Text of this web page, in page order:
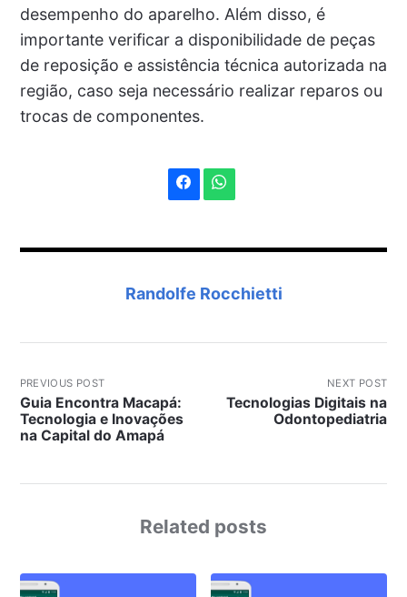
desempenho do aparelho. Além disso, é
importante verificar a disponibilidade de peças
de reposição e assistência técnica autorizada na
região, caso seja necessário realizar reparos ou
trocas de componentes.
Randolfe Rocchietti
PREVIOUS POST
Guia Encontra Macapá:
Tecnologia e Inovações
na Capital do Amapá
NEXT POST
Tecnologias Digitais na
Odontopediatria
Related posts